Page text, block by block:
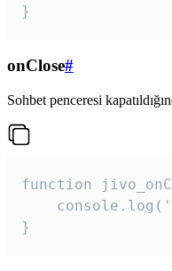
}
onClose#
Sohbet penceresi
function
}